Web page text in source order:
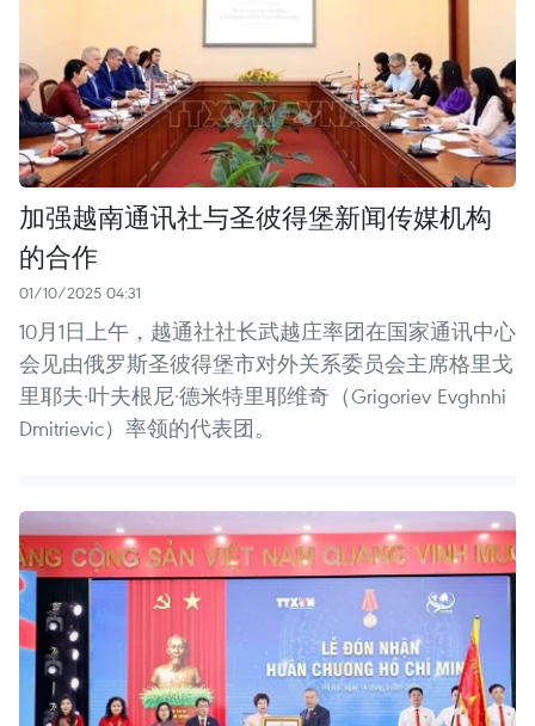
加强越南通讯社与圣彼得堡新闻传媒机构
的合作
01/10/2025 04:31
10月1日上午，越通社社长武越庄率团在国家通讯中心
会见由俄罗斯圣彼得堡市对外关系委员会主席格里戈
里耶夫·叶夫根尼·德米特里耶维奇（Grigoriev Evghnhi
Dmitrievic）率领的代表团。